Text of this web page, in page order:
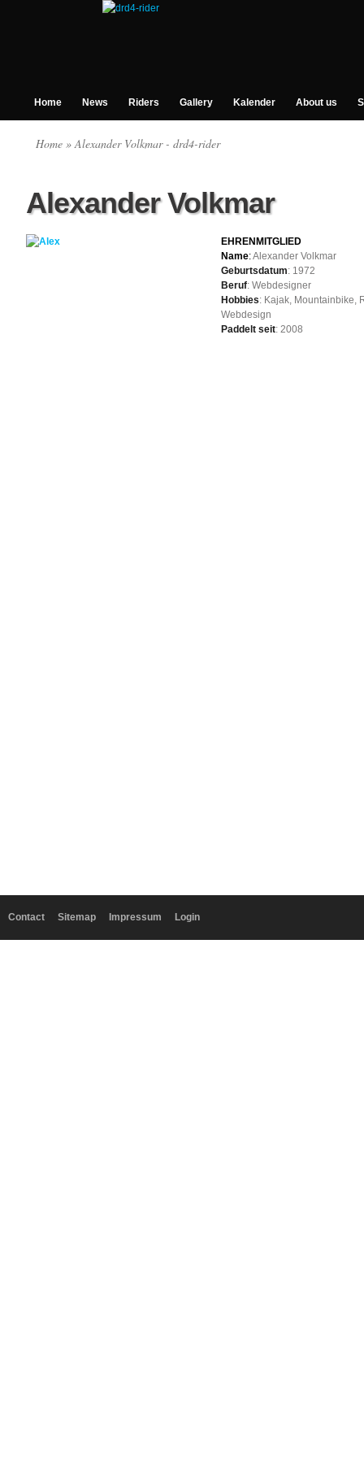
Home News Riders Gallery Kalender About us
Home » Alexander Volkmar - drd4-rider
Alexander Volkmar
EHRENMITGLIED
Name:Alexander Volkmar
Geburtsdatum: 1972
Beruf: Webdesigner
Hobbies: Kajak, Mountainbike,
Webdesign
Paddelt seit: 2008
Contact Sitemap Impressum Login